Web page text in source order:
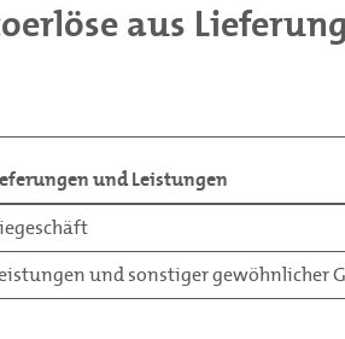
aus
und Leistungen
und sonstiger gewöhnlicher